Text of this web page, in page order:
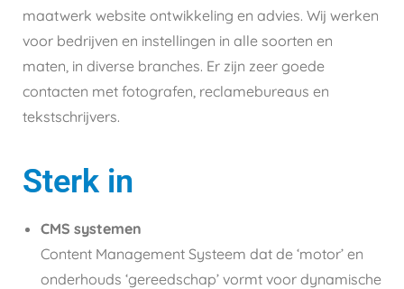
maatwerk website ontwikkeling en advies. Wij werken
voor bedrijven en instellingen in alle soorten en
maten, in diverse branches. Er zijn zeer goede
contacten met fotografen, reclamebureaus en
tekstschrijvers.
Sterk in
CMS systemen
Content Management Systeem dat de ‘motor’ en
onderhouds ‘gereedschap’ vormt voor dynamische